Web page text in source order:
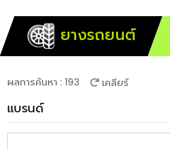
ยางรถยนต์
ผลการค้นหา : 193 เคลียร์
แบรนด์